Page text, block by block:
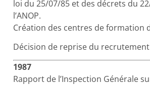
loi du 25/07/85 et des décrets du
l’ANOP.
Création des centres de formation
Décision de reprise du
1987
Rapport de l’Inspection Générale